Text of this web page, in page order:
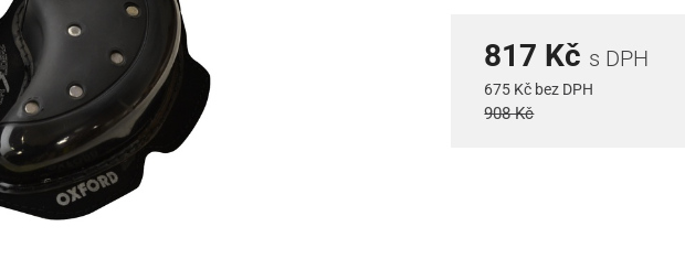
817 Kč s DPH
675 Kč bez DPH
908 Kč